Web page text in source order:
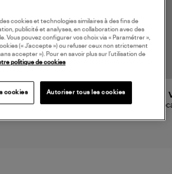
Cuir
ISABEL MARANT
Mocassins Fitza Faded Black
cookies et technologies similaires à des fins de
publicité et analyses, en collaboration avec des
Vous pouvez configurer vos choix via « Paramétrer »,
(« J’accepte ») ou refuser ceux non strictement
accepter »). Pour en savoir plus sur l’utilisation de
politique de cookies
cookies Autoriser tous les cookies